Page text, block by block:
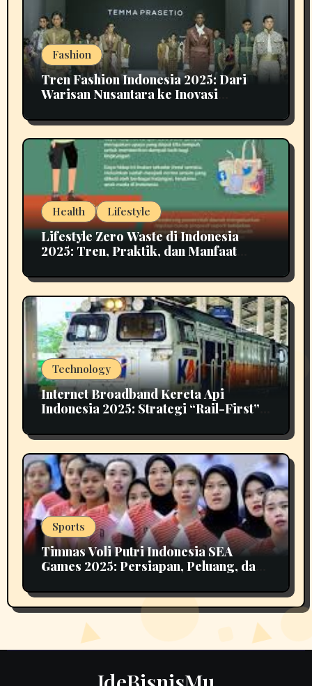
Fashion
Tren Fashion Indonesia 2025: Dari
Warisan Nusantara ke Inovasi
Health Lifestyle
Lifestyle Zero Waste di Indonesia
2025: Tren, Praktik, dan Manfaat
Technology
Internet Broadband Kereta Api
Indonesia 2025: Strategi “Rail-First”
Sports
Timnas Voli Putri Indonesia SEA
Games 2025: Persiapan, Peluang, dan